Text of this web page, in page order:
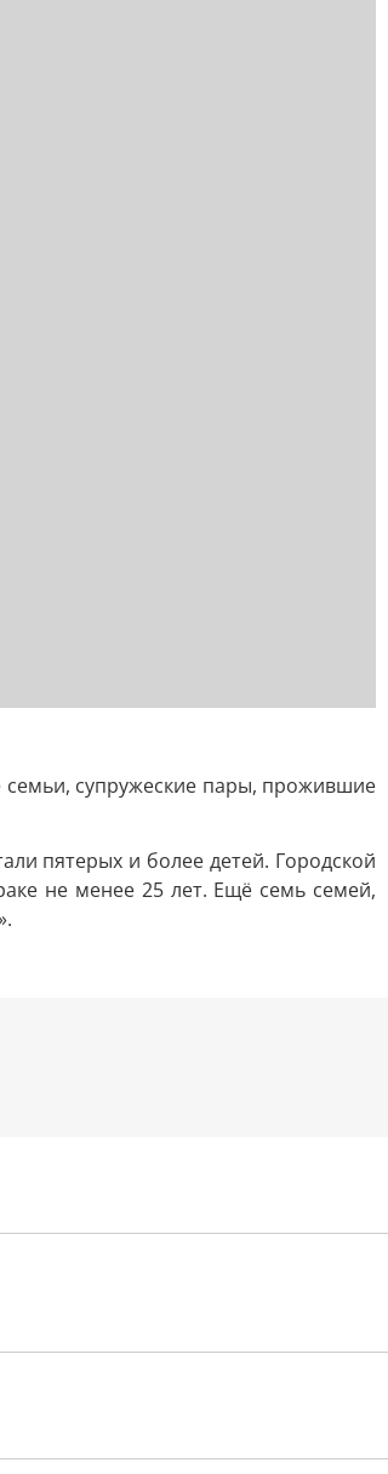
супружеские пары, прожившие
пятерых и более детей. Городской
не менее 25 лет. Ещё семь семей,